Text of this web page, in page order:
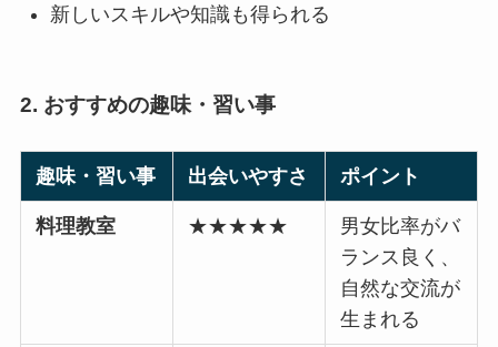
新しいスキルや知識も得られる
2. おすすめの趣味・習い事
趣味・習い事 出会いやすさ ポイント
料理教室 ★★★★★
男女比率がバ
ランス良く、
自然な交流が
生まれる